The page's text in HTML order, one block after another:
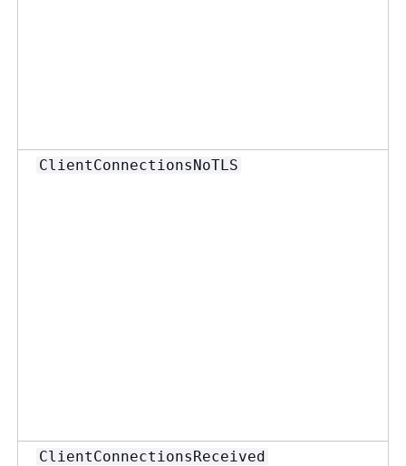
ClientConnectionsNoTLS
ClientConnectionsReceived